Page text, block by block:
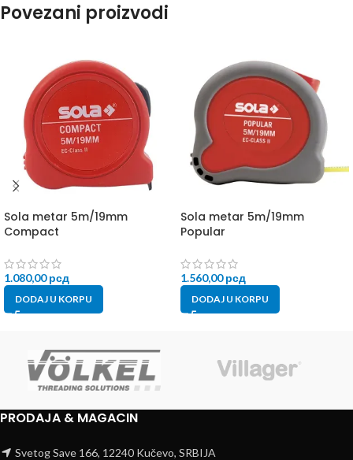
Povezani proizvodi
Sola metar 5m/19mm
Compact
1.080,00рсд
DODAJ U KORPU
Sola metar 5m/19mm
Popular
1.560,00рсд
DODAJ U KORPU
PRODAJA & MAGACIN
Svetog Save 166, 12240 Kučevo, SRBIJA